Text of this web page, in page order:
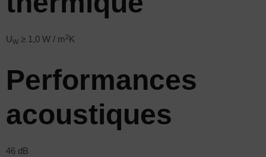
UW ≥ 1,0 W / m2K
Performances
acoustiques
46 dB